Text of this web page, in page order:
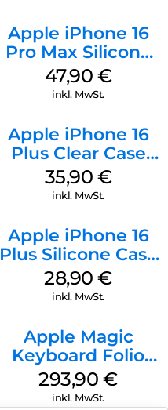
Apple iPhone 16
Pro Max Silicone
Case MagSafe
Black
47,90 €
inkl. MwSt.
Apple iPhone 16
Plus Clear Case
MagSafe
Transparent
35,90 €
inkl. MwSt.
Apple iPhone 16
Plus Silicone Case
MagSafe Black
28,90€
inkl. MwSt.
Apple Magic
Keyboard Folio
iPad 10.9″ (10.Gen.)
Weiß
293,90€
inkl. MwSt.